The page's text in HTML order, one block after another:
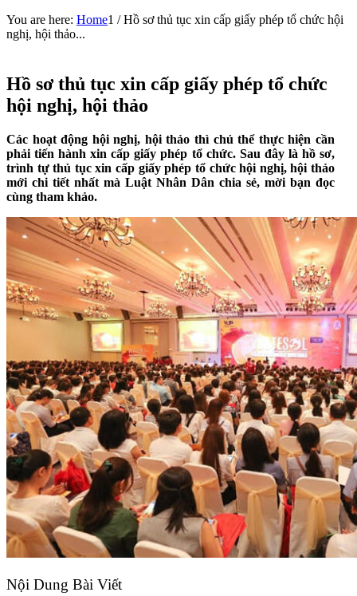
You are here: Home1 / Hồ sơ thủ tục xin cấp giấy phép tổ chức hội
nghị, hội thảo...
Hồ sơ thủ tục xin cấp giấy phép tổ chức
hội nghị, hội thảo
Các hoạt động hội nghị, hội thảo thì chủ thể thực hiện cần
phải tiến hành xin cấp giấy phép tổ chức. Sau đây là hồ sơ,
trình tự thủ tục xin cấp giấy phép tổ chức hội nghị, hội thảo
mới chi tiết nhất mà Luật Nhân Dân chia sẻ, mời bạn đọc
cùng tham khảo.
Nội Dung Bài Viết